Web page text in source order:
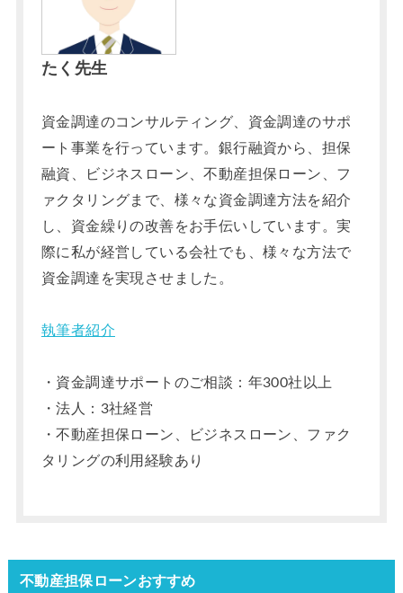
たく先生
資金調達のコンサルティング、資金調達のサポ
ート事業を行っています。銀行融資から、担保
融資、ビジネスローン、不動産担保ローン、フ
ァクタリングまで、様々な資金調達方法を紹介
し、資金繰りの改善をお手伝いしています。実
際に私が経営している会社でも、様々な方法で
資金調達を実現させました。
執筆者紹介
・資金調達サポートのご相談：年300社以上
・法人：3社経営
・不動産担保ローン、ビジネスローン、ファク
タリングの利用経験あり
不動産担保ローンおすすめ